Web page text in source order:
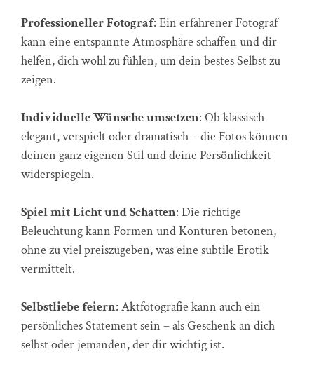
Professioneller Fotograf: Ein erfahrener Fotograf
kann eine entspannte Atmosphäre schaffen und dir
helfen, dich wohl zu fühlen, um dein bestes Selbst zu
zeigen.
Individuelle Wünsche umsetzen: Ob klassisch
elegant, verspielt oder dramatisch – die Fotos können
deinen ganz eigenen Stil und deine Persönlichkeit
widerspiegeln.
Spiel mit Licht und Schatten: Die richtige
Beleuchtung kann Formen und Konturen betonen,
ohne zu viel preiszugeben, was eine subtile Erotik
vermittelt.
Selbstliebe feiern: Aktfotografie kann auch ein
persönliches Statement sein – als Geschenk an dich
selbst oder jemanden, der dir wichtig ist.